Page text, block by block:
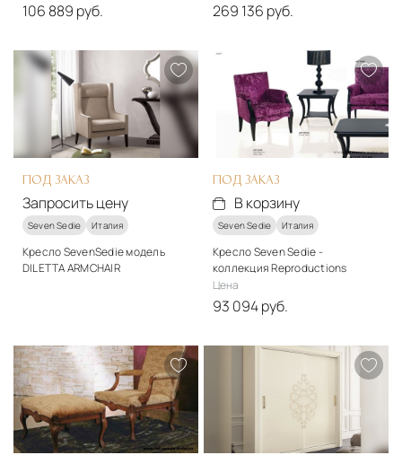
106 889 руб.
классический
Материалы
Ткань, дерево
Подробнее
В корзину
269 136 руб.
классический
Подробнее
В корзину
ПОД ЗАКАЗ
Запросить цену
Seven Sedie Италия
Кресло SevenSedie модель
DILETTA ARMCHAIR
Подробнее
Запросить цену
ПОД ЗАКАЗ
В корзину
Seven Sedie Италия
Кресло Seven Sedie -
коллекция Reproductions
Цена
93 094 руб.
классический
Подробнее
В корзину